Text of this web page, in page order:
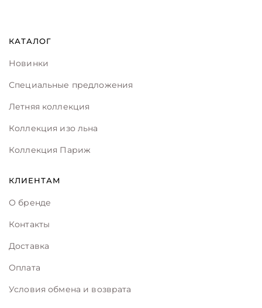
КАТАЛОГ
Новинки
Специальные предложения
Летняя коллекция
Коллекция изо льна
Коллекция Париж
КЛИЕНТАМ
О бренде
Контакты
Доставка
Оплата
Условия обмена и возврата